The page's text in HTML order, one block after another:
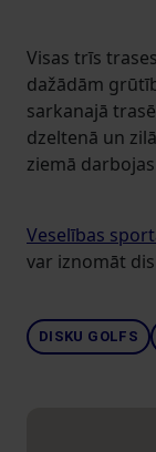
Visas trīs
dažādām
sarkanajā
dzeltenā un
ziemā
Veselības
var iznomāt
DISKU GOLFS